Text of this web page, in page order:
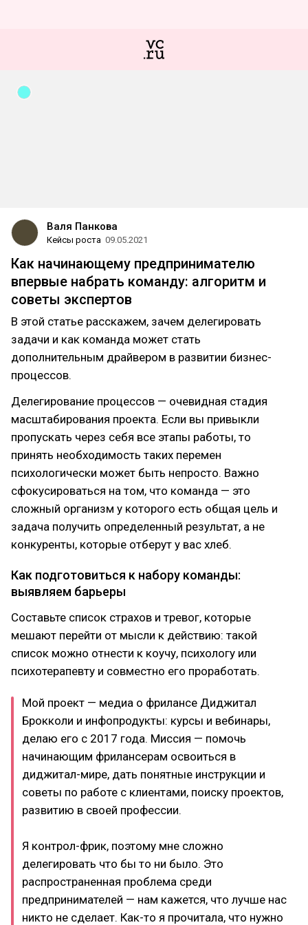
Валя Панкова
Кейсы роста 09.05.2021
Как начинающему предпринимателю
впервые набрать команду: алгоритм и
советы экспертов
В этой статье расскажем, зачем делегировать
задачи и как команда может стать
дополнительным драйвером в развитии бизнес-
процессов.
Делегирование процессов — очевидная стадия
масштабирования проекта. Если вы привыкли
пропускать через себя все этапы работы, то
принять необходимость таких перемен
психологически может быть непросто. Важно
сфокусироваться на том, что команда — это
сложный организм у которого есть общая цель и
задача получить определенный результат, а не
конкуренты, которые отберут у вас хлеб.
Как подготовиться к набору команды:
выявляем барьеры
Составьте список страхов и тревог, которые
мешают перейти от мысли к действию: такой
список можно отнести к коучу, психологу или
психотерапевту и совместно его проработать.
Мой проект — медиа о фрилансе Диджитал
Брокколи и инфопродукты: курсы и вебинары,
делаю его с 2017 года. Миссия — помочь
начинающим фрилансерам освоиться в
диджитал-мире, дать понятные инструкции и
советы по работе с клиентами, поиску проектов,
развитию в своей профессии.
Я контрол-фрик, поэтому мне сложно
делегировать что бы то ни было. Это
распространенная проблема среди
предпринимателей — нам кажется, что лучше нас
никто не сделает. Как-то я прочитала, что нужно